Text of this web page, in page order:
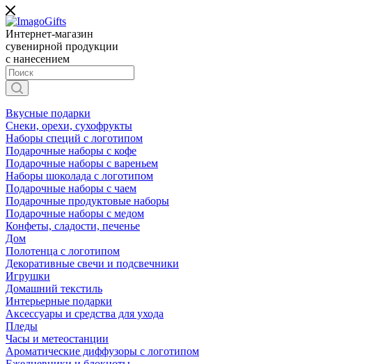
Интернет-магазин
сувенирной продукции
с нанесением
Вкусные подарки
Снеки, орехи, сухофрукты
Наборы специй с логотипом
Подарочные наборы с кофе
Подарочные наборы с вареньем
Наборы шоколада с логотипом
Подарочные наборы с чаем
Подарочные продуктовые наборы
Подарочные наборы с медом
Конфеты, сладости, печенье
Дом
Полотенца с логотипом
Декоративные свечи и подсвечники
Игрушки
Домашний текстиль
Интерьерные подарки
Аксессуары и средства для ухода
Пледы
Часы и метеостанции
Ароматические диффузоры с логотипом